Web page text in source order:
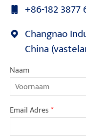
+86-182 3877
Changnao
China
Naam
Email Adres*